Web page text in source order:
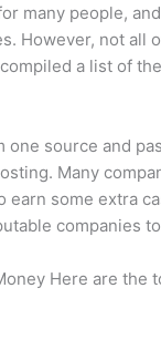
many people,
However, not all
a list of
source and
Many
earn some extra
companies
Here are the